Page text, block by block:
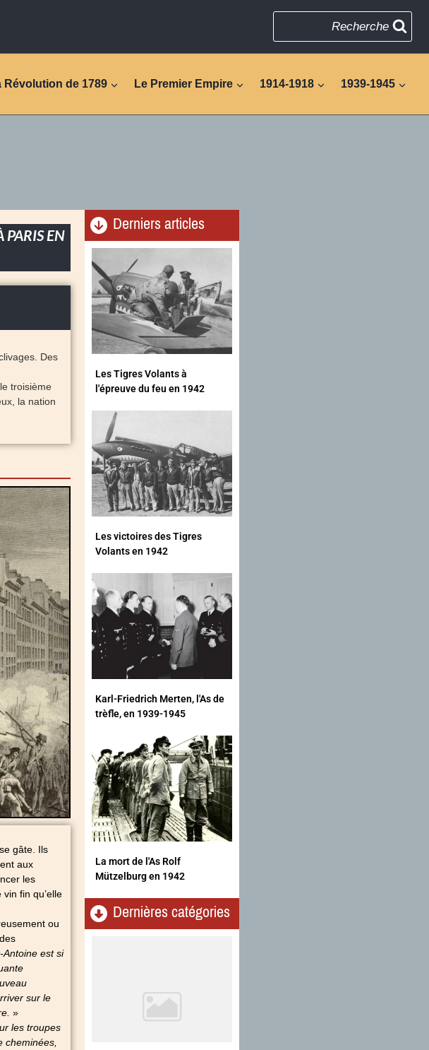
Recherche
Révolution de 1789 Le Premier Empire 1914-1918 1939-1945
PARIS EN
Des
troisième
la nation
gâte. Ils
aux
les
fin qu’elle
ou
est si
sur le
»
les troupes
cheminées,
Derniers articles
Les Tigres Volants à
l'épreuve du feu en 1942
Les victoires des Tigres
Volants en 1942
Karl-Friedrich Merten, l'As de
trèfle, en 1939-1945
La mort de l'As Rolf
Mützelburg en 1942
Dernières catégories